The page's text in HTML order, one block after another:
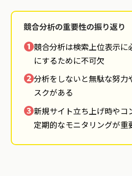
競合分析の重要性の振り返り
❶競合分析は検索上位表示に
にするために不可欠
❷分析をしないと無駄な努力
スクがある
❸新規サイト立ち上げ時やコ
定期的なモニタリングが重